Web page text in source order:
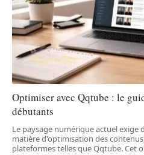
Optimiser avec Qqtube : le
débutants
Le paysage numérique actuel exige
matière d'optimisation des
plateformes telles que Qqtube. Cet